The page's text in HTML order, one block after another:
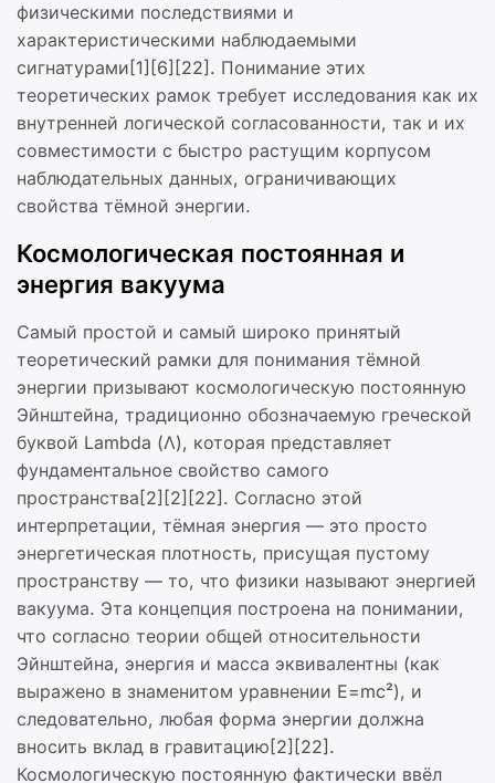
физическими последствиями и
характеристическими наблюдаемыми
сигнатурами[1][6][22]. Понимание этих
теоретических рамок требует исследования как их
внутренней логической согласованности, так и их
совместимости с быстро растущим корпусом
наблюдательных данных, ограничивающих
свойства тёмной энергии.
Космологическая постоянная и
энергия вакуума
Самый простой и самый широко принятый
теоретический рамки для понимания тёмной
энергии призывают космологическую постоянную
Эйнштейна, традиционно обозначаемую греческой
буквой Lambda (Λ), которая представляет
фундаментальное свойство самого
пространства[2][2][22]. Согласно этой
интерпретации, тёмная энергия — это просто
энергетическая плотность, присущая пустому
пространству — то, что физики называют энергией
вакуума. Эта концепция построена на понимании,
что согласно теории общей относительности
Эйнштейна, энергия и масса эквивалентны (как
выражено в знаменитом уравнении E=mc²), и
следовательно, любая форма энергии должна
вносить вклад в гравитацию[2][22].
Космологическую постоянную фактически ввёл